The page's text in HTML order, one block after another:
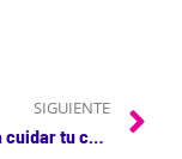
SIGUIENTE
Ayúdanos a cuidar tu corazón